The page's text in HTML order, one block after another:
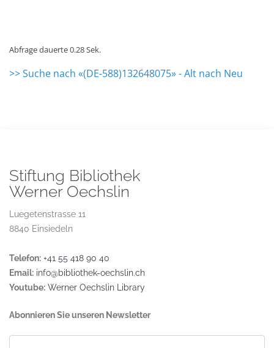
Abfrage dauerte 0.28 Sek.
>> Suche nach «(DE-588)132648075» - Alt nach Neu
Stiftung Bibliothek
Werner Oechslin
Luegetenstrasse 11
8840 Einsiedeln
Telefon: +41 55 418 90 40
Email: info@bibliothek-oechslin.ch
Youtube: Werner Oechslin Library
Abonnieren Sie unseren Newsletter